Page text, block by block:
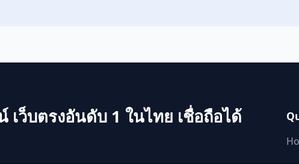
เว็บตรงอันดับ 1 ในไทย เชื่อถือได้